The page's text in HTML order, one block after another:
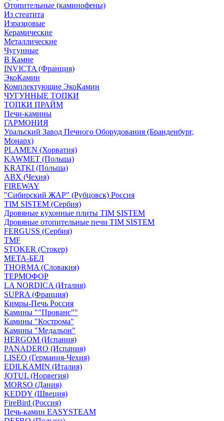
Отопительные (каминофены)
Из стеатита
Изразцовые
Керамические
Металлические
Чугунные
В Камне
INVICTA (Франция)
ЭкоКамин
Комплектующие ЭкоКамин
ЧУГУННЫЕ ТОПКИ
ТОПКИ ПРАЙМ
Печи-камины
ГАРМОНИЯ
Уральский Завод Печного Оборудования (Бранденбург,
Монарх)
PLAMEN (Хорватия)
KAWMET (Польша)
KRATKI (Польша)
ABX (Чехия)
FIREWAY
"Сибирский ЖАР" (Рубцовск) Россия
TIM SISTEM (Сербия)
Дровяные кухонные плиты TIM SISTEM
Дровяные отопительные печи TIM SISTEM
FERGUSS (Сербия)
TMF
STOKER (Стокер)
МЕТА-БЕЛ
THORMA (Словакия)
ТЕРМОФОР
LA NORDICA (Италия)
SUPRA (Франция)
Кимры-Печь Россия
Камины ""Прованс""
Камины "Кострома"
Камины "Медальон"
HERGOM (Испания)
PANADERO (Испания)
LISEO (Германия-Чехия)
EDILKAMIN (Италия)
JOTUL (Норвегия)
MORSO (Дания)
KEDDY (Швеция)
FireBird (Россия)
Печь-камин EASYSTEAM